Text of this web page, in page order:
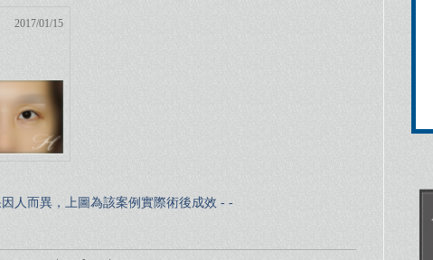
2017/01/15
人而異，上圖為該案例實際術後成效 - -